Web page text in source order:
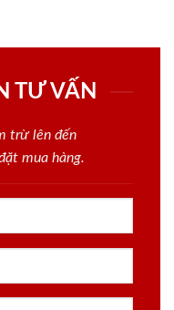
TƯ VẤN
trừ lên đến
mua hàng.